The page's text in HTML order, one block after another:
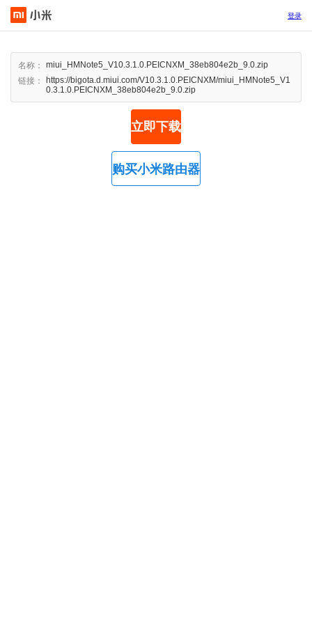
登录
名称：
miui_HMNote5_V10.3.1.0.PEICNXM_38eb804e2b_9.0.zip
链接：
https://bigota.d.miui.com/V10.3.1.0.PEICNXM/miui_HMNote5_V1
0.3.1.0.PEICNXM_38eb804e2b_9.0.zip
立即下载
购买小米路由器